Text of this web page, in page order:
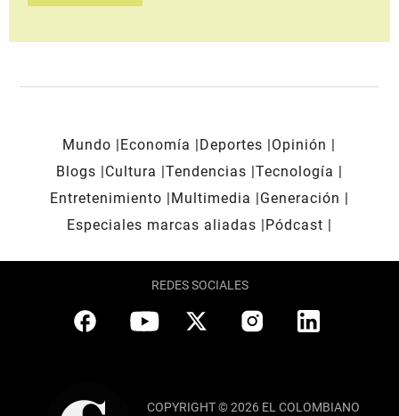
Mundo Economía Deportes
Opinión
Blogs
Cultura Tendencias Tecnología
Entretenimiento
Multimedia
Generación
Especiales marcas aliadas
Pódcast
REDES SOCIALES
COPYRIGHT © 2026 EL COLOMBIANO